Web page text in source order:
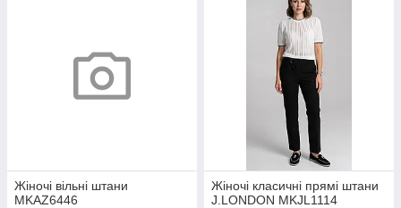
Жіночі вільні штани
MKAZ6446
Жіночі класичні прямі штани
J.LONDON MKJL1114